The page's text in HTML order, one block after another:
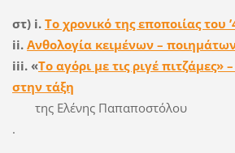
στ) i. Το χρονικό της εποποιίας του
ii. Ανθολογία κειμένων –
iii. «Tο αγόρι με τις ριγέ πιτζάμες»
στην τάξη
της Ελένης Παπαποστόλου
.